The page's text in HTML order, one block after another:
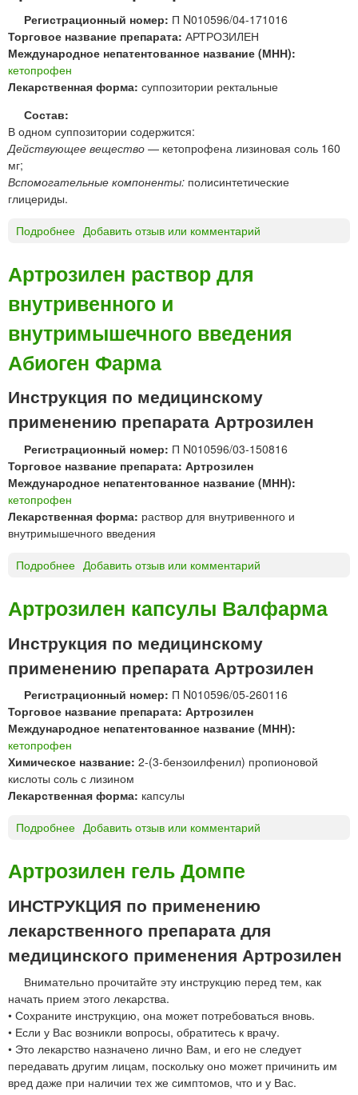
р
а
с
в
р
д
я
и
м
ы
ш
ч
о
о
в
в
е
е
н
Регистрационный номер: П N010596/04-171016
Торговое название препарата: АРТРОЗИЛЕН
Международное непатентованное название (МНН):
кетопрофен
Лекарственная форма: суппозитории ректальные
Состав:
В одном суппозитории содержится:
Действующее вещество — кетопрофена лизиновая соль 160
мг;
Вспомогательные компоненты: полисинтетические
глицериды.
Подробнее
Т
Р
О
З
Л
Н
у
п
п
о
и
т
р
к
т
л
ь
н
е
И
н
т
т
е
А
ж
е
л
и
Добавить отзыв или комментарий
Артрозилен раствор для
внутривенного и
внутримышечного введения
Абиоген Фарма
Инструкция по медицинскому
применению препарата Артрозилен
Регистрационный номер: П N010596/03-150816
Торговое название препарата: Артрозилен
Международное непатентованное название (МНН):
кетопрофен
Лекарственная форма: раствор для внутривенного и
внутримышечного введения
Подробнее
т
о
з
л
е
н
а
с
т
д
л
я
в
н
у
р
и
в
е
н
н
о
Добавить отзыв или комментарий
Артрозилен капсулы Валфарма
Инструкция по медицинскому
применению препарата Артрозилен
Регистрационный номер: П N010596/05-260116
Торговое название препарата: Артрозилен
Международное непатентованное название (МНН):
кетопрофен
Химическое название: 2-(3-бензоилфенил) пропионовой
кислоты соль с лизином
Лекарственная форма: капсулы
Подробнее
т
о
з
л
е
н
к
а
п
с
у
Добавить отзыв или комментарий
Артрозилен гель Домпе
ИНСТРУКЦИЯ по применению
лекарственного препарата для
медицинского применения Артрозилен
Внимательно прочитайте эту инструкцию перед тем, как
начать прием этого лекарства.
• Сохраните инструкцию, она может потребоваться вновь.
• Если у Вас возникли вопросы, обратитесь к врачу.
• Это лекарство назначено лично Вам, и его не следует
передавать другим лицам, поскольку оно может причинить им
вред даже при наличии тех же симптомов, что и у Вас.